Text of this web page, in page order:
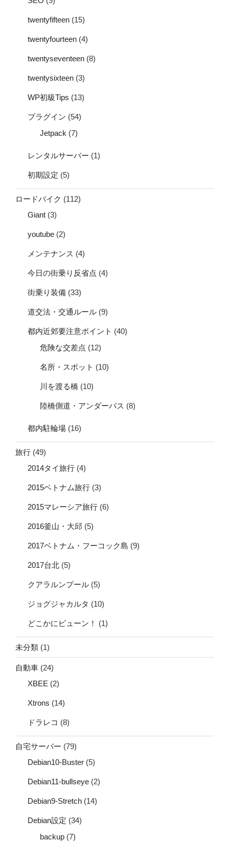
twentyfifteen (15)
twentyfourteen (4)
twentyseventeen (8)
twentysixteen (3)
WP初級Tips (13)
プラグイン (54)
Jetpack (7)
レンタルサーバー (1)
初期設定 (5)
ロードバイク (112)
Giant (3)
youtube (2)
メンテナンス (4)
今日の街乗り反省点 (4)
街乗り装備 (33)
道交法・交通ルール (9)
都内近郊要注意ポイント (40)
危険な交差点 (12)
名所・スポット (10)
川を渡る橋 (10)
陸橋側道・アンダーパス (8)
都内駐輪場 (16)
旅行 (49)
2014タイ旅行 (4)
2015ベトナム旅行 (3)
2015マレーシア旅行 (6)
2016釜山・大邱 (5)
2017ベトナム・フーコック島 (9)
2017台北 (5)
クアラルンプール (5)
ジョグジャカルタ (10)
どこかにビューン！ (1)
未分類 (1)
自動車 (24)
XBEE (2)
Xtrons (14)
ドラレコ (8)
自宅サーバー (79)
Debian10-Buster (5)
Debian11-bullseye (2)
Debian9-Stretch (14)
Debian設定 (34)
backup (7)